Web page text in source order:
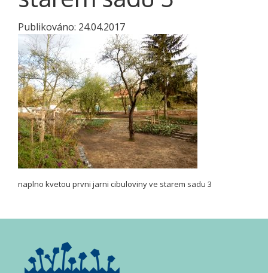
Publikováno: 24.04.2017
naplno kvetou prvni jarni cibuloviny ve starem sadu 3